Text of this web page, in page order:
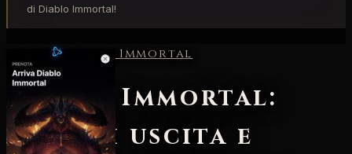
/ Diablo Immortal
Diablo Immortal:
data di uscita e
di Diablo Immortal!